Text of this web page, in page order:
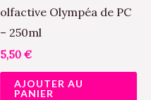
olfactive Olympéa de PC
– 250ml
5,50 €
AJOUTER AU
PANIER